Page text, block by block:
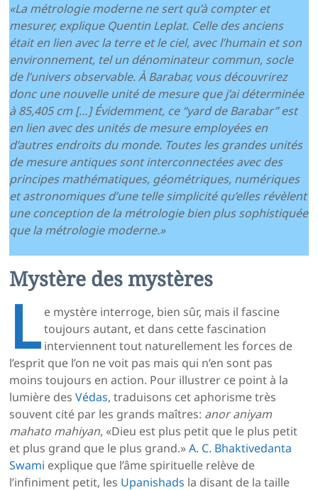
«La métrologie moderne ne sert qu’à compter et
mesurer, explique Quentin Leplat. Celle des anciens
était en lien avec la terre et le ciel, avec l’humain et son
environnement, tel un dénominateur commun, socle
de l’univers observable. À Barabar, vous découvrirez
donc une nouvelle unité de mesure que j’ai déterminée
à 85,405 cm […] Évidemment, ce “yard de Barabar” est
en lien avec des unités de mesure employées en
d’autres endroits du monde. Toutes les grandes unités
de mesure antiques sont interconnectées avec des
principes mathématiques, géométriques, numériques
et astronomiques d’une telle simplicité qu’elles révèlent
une conception de la métrologie bien plus sophistiquée
que la métrologie moderne.»
Mystère des mystères
L e mystère interroge, bien sûr, mais il fascine
toujours autant, et dans cette fascination
interviennent tout naturellement les forces de
l’esprit que l’on ne voit pas mais qui n’en sont pas
moins toujours en action. Pour illustrer ce point à la
lumière desVédas, traduisons cet aphorisme très
souvent cité par les grands maîtres: anor aniyam
mahato mahiyan, «Dieu est plus petit que le plus petit
et plus grand que le plus grand.»A. C. Bhaktivedanta
Swami explique que l’âme spirituelle relève de
l’infiniment petit, les Upanishads la disant de la taille